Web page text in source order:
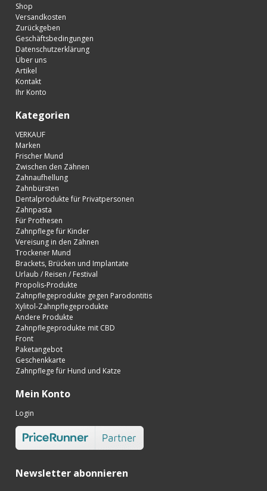
Shop
Versandkosten
Zurückgeben
Geschäftsbedingungen
Datenschutzerklärung
Über uns
Artikel
Kontakt
Ihr Konto
Kategorien
VERKAUF
Marken
Frischer Mund
Zwischen den Zähnen
Zahnaufhellung
Zahnbürsten
Dentalprodukte für Privatpersonen
Zahnpasta
Für Prothesen
Zahnpflege für Kinder
Vereisung in den Zähnen
Trockener Mund
Brackets, Brücken und Implantate
Urlaub / Reisen / Festival
Propolis-Produkte
Zahnpflegeprodukte gegen Parodontitis
Xylitol-Zahnpflegeprodukte
Andere Produkte
Zahnpflegeprodukte mit CBD
Front
Paketangebot
Geschenkkarte
Zahnpflege für Hund und Katze
Mein Konto
Login
Newsletter abonnieren